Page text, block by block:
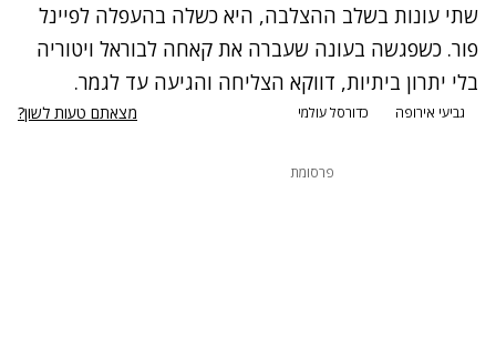
שתי עונות בשלב ההצלבה, היא כשלה בהעפלה לפיינל
פור. כשפגשה בעונה שעברה את קאחה לבוראל ויטוריה
בלי יתרון ביתיות, דווקא הצליחה והגיעה עד לגמר.
גביעי אירופה כדורסל עולמי מצאתם טעות לשון?
פרסומת